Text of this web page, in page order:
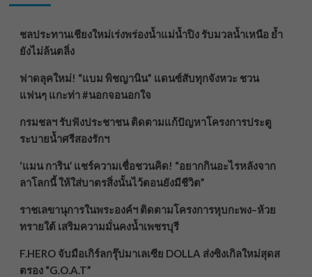
ชลประทานเชียงใหม่เร่งพร่องน้ำแม่น้ำปิง รับมวลน้ำเหนือ ย้ำ
ยังไม่ล้นตลิ่ง
ฟาดลุคใหม่! “แบม พิชญานิน” แดนซ์สับทุกจังหวะ ชวน
แฟนๆ แกะท่า #นอกจอนอกใจ
กรมชลฯ รับฟังประชาชน ติดตามแก้ปัญหาโครงการประตู
ระบายน้ำศรีสองรักฯ
‘แมน การิน’ แชร์ความเชื่อชวนคิด! “อยากกินอะไรหลังจาก
ลาโลกนี้ ให้ใส่บาตรสิ่งนั้นไว้ตอนยังมีชีวิต”
ราชเลขานุการในพระองค์ฯ ติดตามโครงการหุบกะพง–ห้วย
ทรายใต้ เสริมความมั่นคงน้ำเพชรบุรี
F.HERO จับมือเกิร์ลกรุ๊ปมาเลเซีย DOLLA ส่งซิงเกิลใหม่สุดส
ตรอง “G.O.A.T”